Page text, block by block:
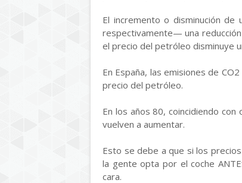
El incremento o disminución
respectivamente— una
el precio del petróleo disminuye
En España, las emisiones de
precio del petróleo.
En los años 80, coincidiendo
vuelven a aumentar.
Esto se debe a que si los
la gente opta por el coche
cara.